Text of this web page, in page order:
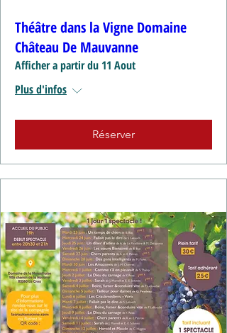
Théâtre dans la Vigne Domaine
Château De Mauvanne
Afficher a partir du 11 Aout
Plus d'infos
Réserver